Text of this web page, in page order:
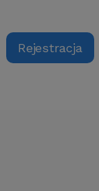
Rejestracja